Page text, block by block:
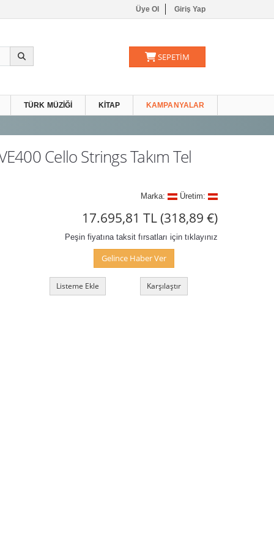
Üye Ol Giriş Yap
SEPETİM
TÜRK MÜZIĞI KITAP KAMPANYALAR
Cello Strings Takım Tel
Marka: Üretim:
17.695,81 TL(318,89 €)
Peşin fiyatına taksit fırsatları için tıklayınız
Gelince Haber Ver
Listeme Ekle Karşılaştır